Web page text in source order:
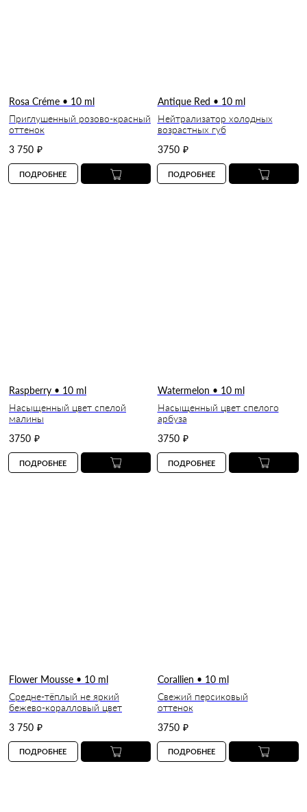
Rosa Créme • 10 ml
Приглушенный розово-красный
оттенок
3 750 ₽
ПОДРОБНЕЕ
Antique Red • 10 ml
Нейтрализатор холодных
возрастных губ
3750 ₽
ПОДРОБНЕЕ
Raspberry • 10 ml
Насыщенный цвет спелой
малины
3750 ₽
ПОДРОБНЕЕ
Watermelon • 10 ml
Насыщенный цвет спелого
арбуза
3750 ₽
ПОДРОБНЕЕ
Flower Mousse • 10 ml
Средне-тёплый не яркий
бежево-коралловый цвет
3 750 ₽
ПОДРОБНЕЕ
Corallien • 10 ml
Свежий персиковый
оттенок
3750 ₽
ПОДРОБНЕЕ